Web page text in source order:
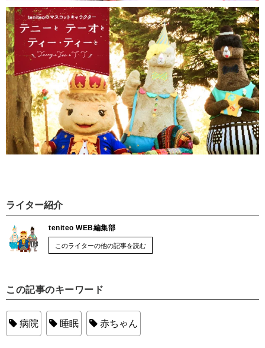
ライター紹介
teniteo WEB編集部
このライターの他の記事を読む
この記事のキーワード
病院 睡眠 赤ちゃん